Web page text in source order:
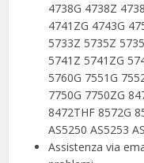
4738G 4738Z
4741ZG 4743G
5733Z 5735Z
5741Z 5741ZG
5760G 7551G
7750G 7750ZG
8472THF 8572G
AS5250 AS5253
Assistenza via